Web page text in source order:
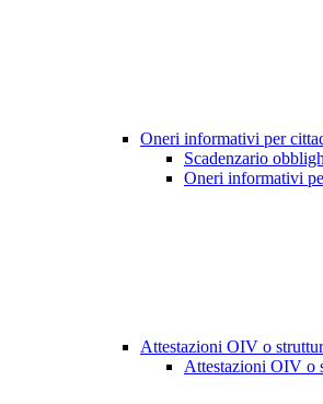
Oneri informativi per
Scadenzario
Oneri informativi
Attestazioni OIV o
Attestazioni OIV o